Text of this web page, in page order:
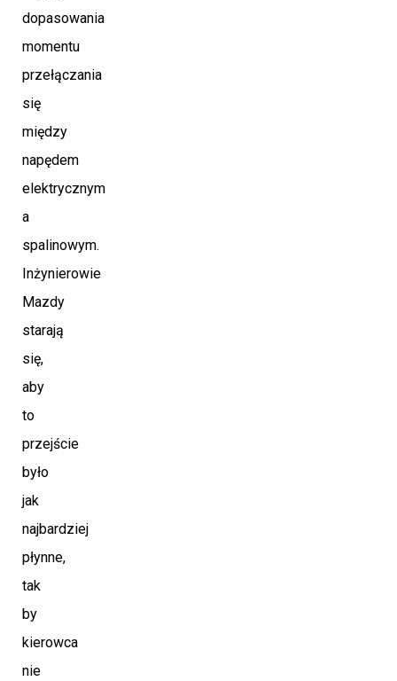
dopasowania
momentu
przełączania
się
między
napędem
elektrycznym
a
spalinowym.
Inżynierowie
Mazdy
starają
się,
aby
to
przejście
było
jak
najbardziej
płynne,
tak
by
kierowca
nie